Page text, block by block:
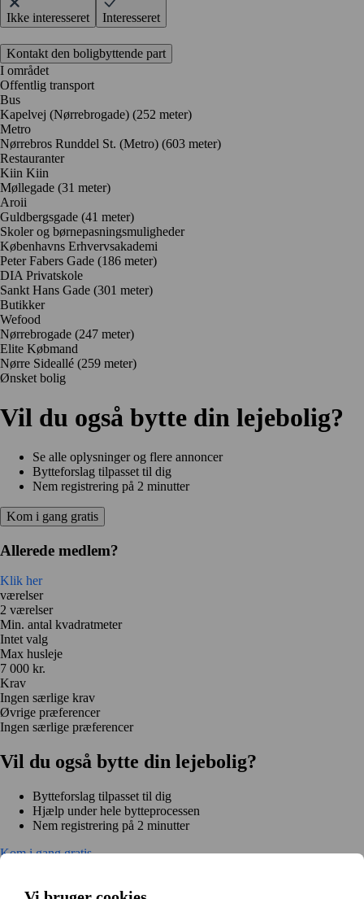
Ikke interesseret Interesseret
Kontakt den boligbyttende part
I området
Offentlig transport
Bus
Kapelvej (Nørrebrogade) (252 meter)
Metro
Nørrebros Runddel St. (Metro) (603 meter)
Restauranter
Kiin Kiin
Møllegade (31 meter)
Aroii
Guldbergsgade (41 meter)
Skoler og børnepasningsmuligheder
Københavns Erhvervsakademi
Peter Fabers Gade (186 meter)
DIA Privatskole
Sankt Hans Gade (301 meter)
Butikker
Wefood
Nørrebrogade (247 meter)
Elite Købmand
Nørre Sideallé (259 meter)
Ønsket bolig
Vil du også bytte din lejebolig?
Se alle oplysninger og flere annoncer
Bytteforslag tilpasset til dig
Nem registrering på 2 minutter
Kom i gang gratis
Allerede medlem?
Klik her
værelser
2 værelser
Min. antal kvadratmeter
Intet valg
Max husleje
7 000 kr.
Krav
Ingen særlige krav
Øvrige præferencer
Ingen særlige præferencer
Vil du også bytte din lejebolig?
Bytteforslag tilpasset til dig
Hjælp under hele bytteprocessen
Nem registrering på 2 minutter
Kom i gang gratis